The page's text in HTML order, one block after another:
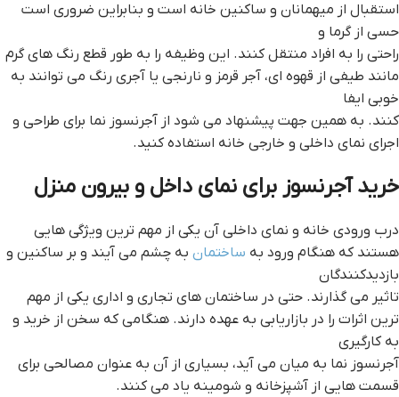
استقبال از میهمانان و ساکنین خانه است و بنابراین ضروری است
حسی از گرما و
راحتی را به افراد منتقل کنند. این وظیفه را به طور قطع رنگ های گرم
مانند طیفی از قهوه ای، آجر قرمز و نارنجی یا آجری رنگ می توانند به
خوبی ایفا
کنند. به همین جهت پیشنهاد می شود از آجرنسوز نما برای طراحی و
اجرای نمای داخلی و خارجی خانه استفاده کنید.
خرید آجرنسوز برای نمای داخل و بیرون منزل
درب ورودی خانه و نمای داخلی آن یکی از مهم ترین ویژگی هایی
هستند که هنگام ورود به ساختمان به چشم می آیند و بر ساکنین و
بازدیدکنندگان
تاثیر می گذارند. حتی در ساختمان های تجاری و اداری یکی از مهم
ترین اثرات را در بازاریابی به عهده دارند. هنگامی که سخن از خرید و
به کارگیری
آجرنسوز نما به میان می آید، بسیاری از آن به عنوان مصالحی برای
قسمت هایی از آشپزخانه و شومینه یاد می کنند.